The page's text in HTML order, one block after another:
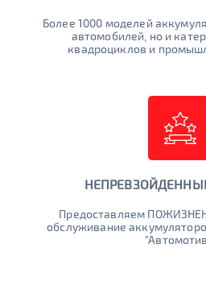
Более 1000 моделей
автомобилей, но и
квадроциклов и
Предоставляем
обслуживание